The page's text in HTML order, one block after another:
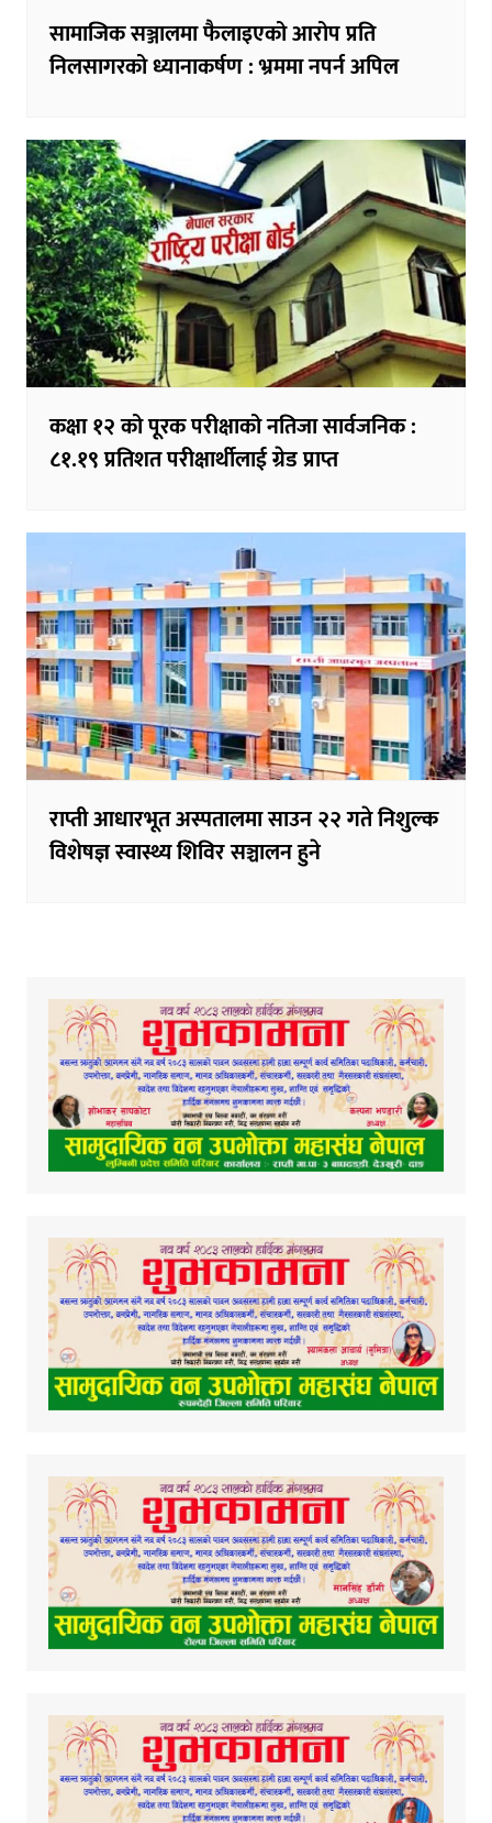
सामाजिक सञ्जालमा फैलाइएको आरोप प्रति
निलसागरको ध्यानाकर्षण : भ्रममा नपर्न अपिल
कक्षा १२ को पूरक परीक्षाको नतिजा सार्वजनिक :
८१.१९ प्रतिशत परीक्षार्थीलाई ग्रेड प्राप्त
राप्ती आधारभूत अस्पतालमा साउन २२ गते निशुल्क
विशेषज्ञ स्वास्थ्य शिविर सञ्चालन हुने